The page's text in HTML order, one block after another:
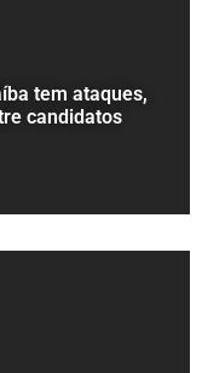
tem ataques,
candidatos